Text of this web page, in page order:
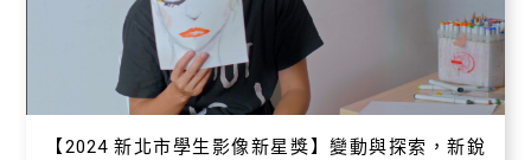
【​2024 新北市學生影像新星獎】變動與探索，新銳